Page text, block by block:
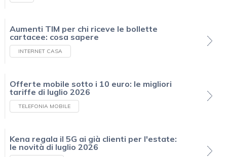
Aumenti TIM per chi riceve le bollette
cartacee: cosa sapere
INTERNET CASA
Offerte mobile sotto i 10 euro: le migliori
tariffe di luglio 2026
TELEFONIA MOBILE
Kena regala il 5G ai già clienti per l'estate:
le novità di luglio 2026